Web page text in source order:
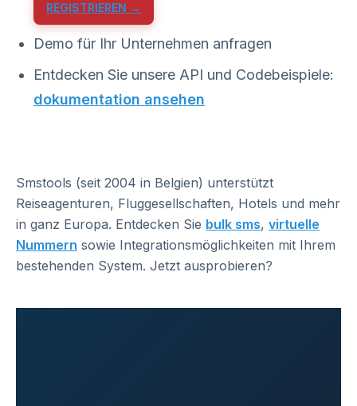
REGISTRIEREN →
Demo für Ihr Unternehmen anfragen
Entdecken Sie unsere API und Codebeispiele:
dokumentation ansehen
Smstools (seit 2004 in Belgien) unterstützt
Reiseagenturen, Fluggesellschaften, Hotels und mehr
in ganz Europa. Entdecken Sie bulk sms, virtuelle
Nummern sowie Integrationsmöglichkeiten mit Ihrem
bestehenden System. Jetzt ausprobieren?